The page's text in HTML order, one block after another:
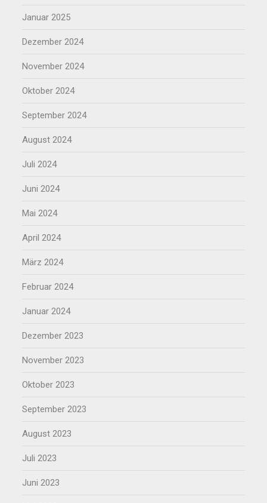
Januar 2025
Dezember 2024
November 2024
Oktober 2024
September 2024
August 2024
Juli 2024
Juni 2024
Mai 2024
April 2024
März 2024
Februar 2024
Januar 2024
Dezember 2023
November 2023
Oktober 2023
September 2023
August 2023
Juli 2023
Juni 2023